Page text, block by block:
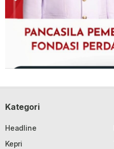
Kategori
Headline
Kepri